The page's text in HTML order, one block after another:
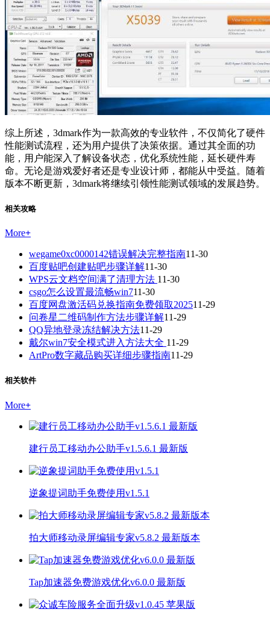
综上所述，3dmark作为一款高效的专业软件，不仅简化了硬件
性能测试流程，还为用户提供了决策依据。通过其全面的功
能，用户能深入了解设备状态，优化系统性能，延长硬件寿
命。无论是游戏爱好者还是专业设计师，都能从中受益。随着
版本不断更新，3dmark将继续引领性能测试领域的发展趋势。
相关攻略
More+
wegame0xc0000142错误解决完整指南11-30
百度贴吧创建贴吧步骤详解11-30
WPS云文档空间满了清理方法 11-30
csgo怎么设置最流畅win711-30
百度网盘激活码兑换指南免费领取202511-29
问卷星二维码制作方法步骤详解11-29
QQ异地登录冻结解决方法11-29
戴尔win7安全模式进入方法大全 11-29
ArtPro数字藏品购买详细步骤指南11-29
相关软件
More+
建行员工移动办公助手v1.5.6.1 最新版
逆象提词助手免费使用v1.5.1
拍大师移动录屏编辑专家v5.8.2 最新版本
Tap加速器免费游戏优化v6.0.0 最新版